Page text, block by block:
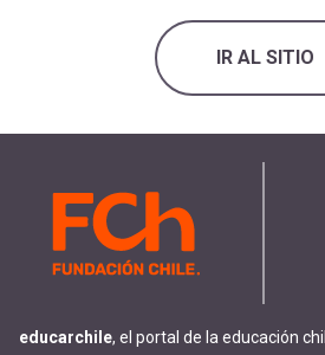
IR AL SITIO
educarchile, el portal de la educación